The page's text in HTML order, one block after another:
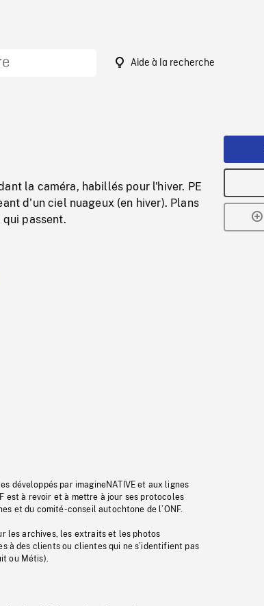
Aide à la recherche
la caméra, habillés pour l'hiver. PE
d'un ciel nuageux (en hiver). Plans
qui passent.
développés par imagineNATIVE et aux lignes
est à revoir et à mettre à jour ses protocoles
et du comité-conseil autochtone de l’ONF.
les archives, les extraits et les photos
à des clients ou clientes qui ne s’identifient pas
ou Métis).